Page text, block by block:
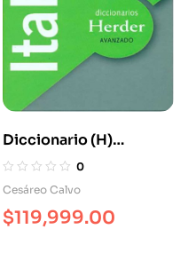
Diccionario (H)
Avanzado Italiano
0
Cesáreo Calvo
$119,999.00